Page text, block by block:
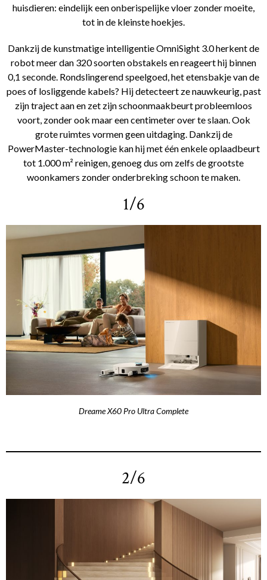
huisdieren: eindelijk een onberispelijke vloer zonder moeite,
tot in de kleinste hoekjes.
Dankzij de kunstmatige intelligentie OmniSight 3.0 herkent de
robot meer dan 320 soorten obstakels en reageert hij binnen
0,1 seconde. Rondslingerend speelgoed, het etensbakje van de
poes of losliggende kabels? Hij detecteert ze nauwkeurig, past
zijn traject aan en zet zijn schoonmaakbeurt probleemloos
voort, zonder ook maar een centimeter over te slaan. Ook
grote ruimtes vormen geen uitdaging. Dankzij de
PowerMaster-technologie kan hij met één enkele oplaadbeurt
tot 1.000 m² reinigen, genoeg dus om zelfs de grootste
woonkamers zonder onderbreking schoon te maken.
1/6
Dreame X60 Pro Ultra Complete
2/6